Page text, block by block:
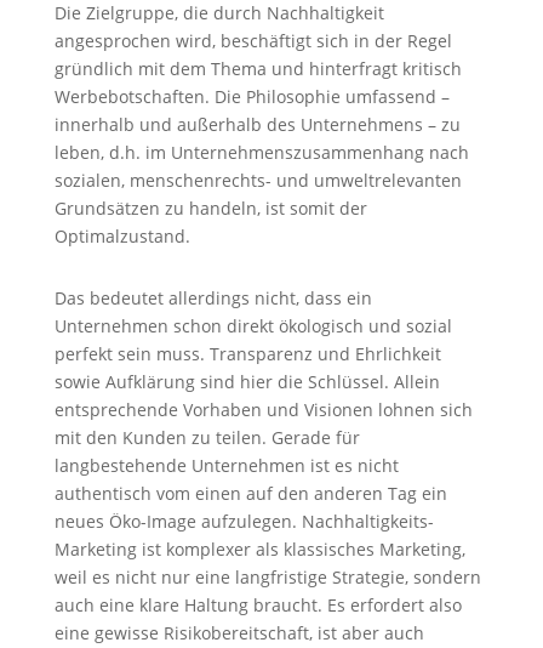
Die Zielgruppe, die durch Nachhaltigkeit
angesprochen wird, beschäftigt sich in der Regel
gründlich mit dem Thema und hinterfragt kritisch
Werbebotschaften. Die Philosophie umfassend –
innerhalb und außerhalb des Unternehmens – zu
leben, d.h. im Unternehmenszusammenhang nach
sozialen, menschenrechts- und umweltrelevanten
Grundsätzen zu handeln, ist somit der
Optimalzustand.
Das bedeutet allerdings nicht, dass ein
Unternehmen schon direkt ökologisch und sozial
perfekt sein muss. Transparenz und Ehrlichkeit
sowie Aufklärung sind hier die Schlüssel. Allein
entsprechende Vorhaben und Visionen lohnen sich
mit den Kunden zu teilen. Gerade für
langbestehende Unternehmen ist es nicht
authentisch vom einen auf den anderen Tag ein
neues Öko-Image aufzulegen. Nachhaltigkeits-
Marketing ist komplexer als klassisches Marketing,
weil es nicht nur eine langfristige Strategie, sondern
auch eine klare Haltung braucht. Es erfordert also
eine gewisse Risikobereitschaft, ist aber auch